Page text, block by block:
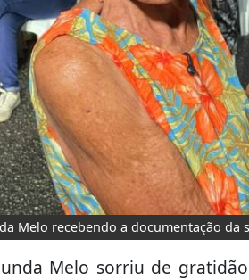
Melo recebendo a documentação da
Melo sorriu de